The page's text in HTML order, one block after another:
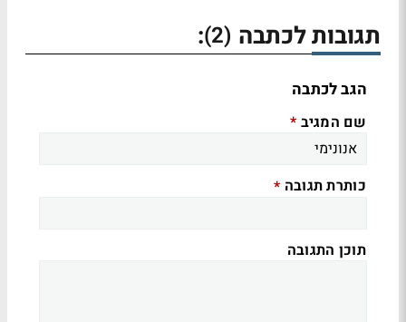
תגובות לכתבה (2)
:
הגב לכתבה
שם המגיב *
כותרת תגובה *
תוכן התגובה